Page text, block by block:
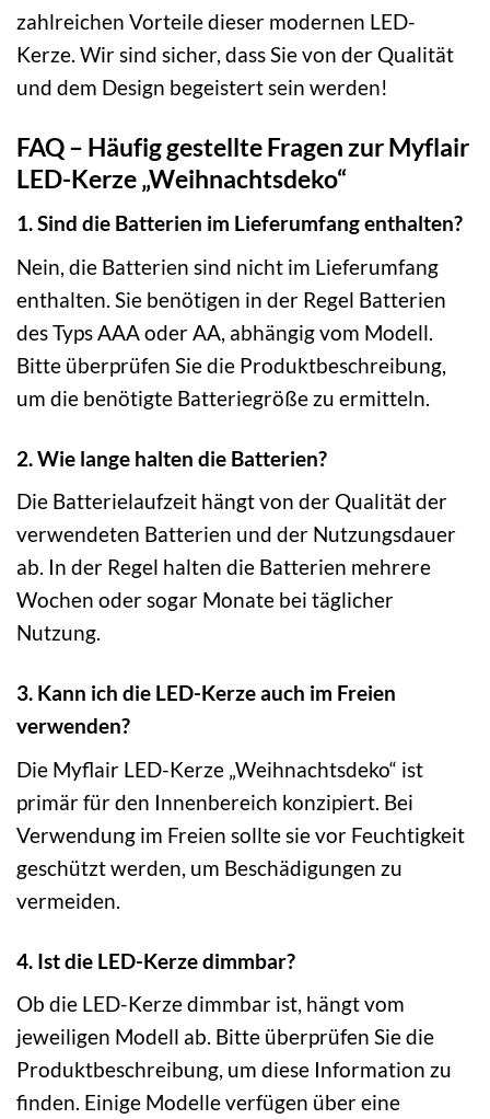
zahlreichen Vorteile dieser modernen LED-
Kerze. Wir sind sicher, dass Sie von der Qualität
und dem Design begeistert sein werden!
FAQ – Häufig gestellte Fragen zur Myflair
LED-Kerze „Weihnachtsdeko“
1. Sind die Batterien im Lieferumfang enthalten?
Nein, die Batterien sind nicht im Lieferumfang
enthalten. Sie benötigen in der Regel Batterien
des Typs AAA oder AA, abhängig vom Modell.
Bitte überprüfen Sie die Produktbeschreibung,
um die benötigte Batteriegröße zu ermitteln.
2. Wie lange halten die Batterien?
Die Batterielaufzeit hängt von der Qualität der
verwendeten Batterien und der Nutzungsdauer
ab. In der Regel halten die Batterien mehrere
Wochen oder sogar Monate bei täglicher
Nutzung.
3. Kann ich die LED-Kerze auch im Freien
verwenden?
Die Myflair LED-Kerze „Weihnachtsdeko“ ist
primär für den Innenbereich konzipiert. Bei
Verwendung im Freien sollte sie vor Feuchtigkeit
geschützt werden, um Beschädigungen zu
vermeiden.
4. Ist die LED-Kerze dimmbar?
Ob die LED-Kerze dimmbar ist, hängt vom
jeweiligen Modell ab. Bitte überprüfen Sie die
Produktbeschreibung, um diese Information zu
finden. Einige Modelle verfügen über eine